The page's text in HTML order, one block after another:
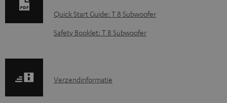
n
l
d
Quick Start Guide: T 8 Subwoofer
Safety Booklet: T 8 Subwoofer
V
Verzendinformatie